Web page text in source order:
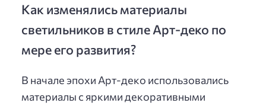
Как изменялись материалы
светильников в стиле Арт-деко по
мере его развития?
В начале эпохи Арт-деко использовались
материалы с яркими декоративными